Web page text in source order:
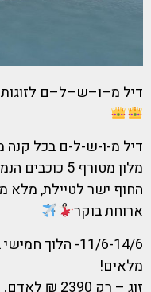
דיל מ–ו–ש–ל–ם
דיל מ-ו-ש-ל-ם בכל קנה
מלון מטורף 5
החוף ישר לטיילת, מלא
ארוחת בוקר
מלאים!
זוג – רק 2390 ₪ לאדם.